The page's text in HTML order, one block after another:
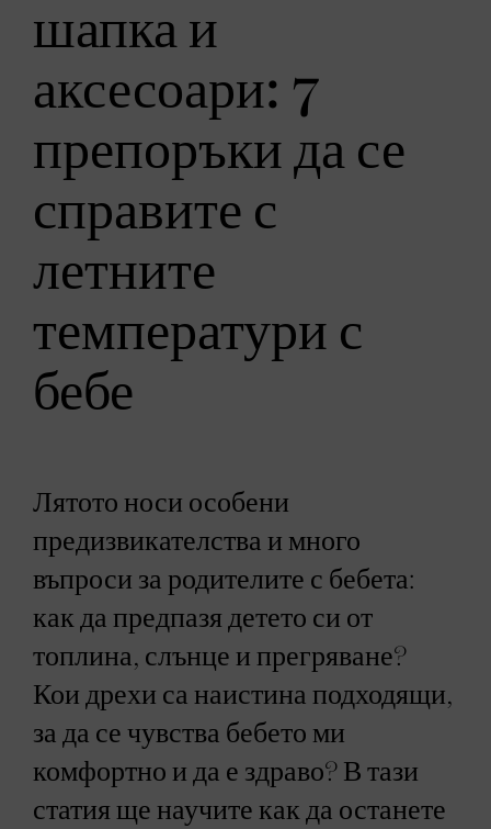
шапка и
аксесоари: 7
препоръки да се
справите с
летните
температури с
бебе
Лятото носи особени
предизвикателства и много
въпроси за родителите с бебета:
как да предпазя детето си от
топлина, слънце и прегряване?
Кои дрехи са наистина подходящи,
за да се чувства бебето ми
комфортно и да е здраво? В тази
статия ще научите как да останете